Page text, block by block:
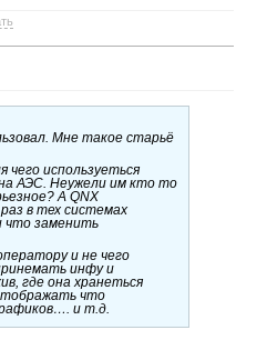
Мне такое старьё
чего используеться
АЭС. Неужели им кто то
А QNX
в тех системах
что заменить
и не чего
инфу и
где она хранеться
что
и т.д.